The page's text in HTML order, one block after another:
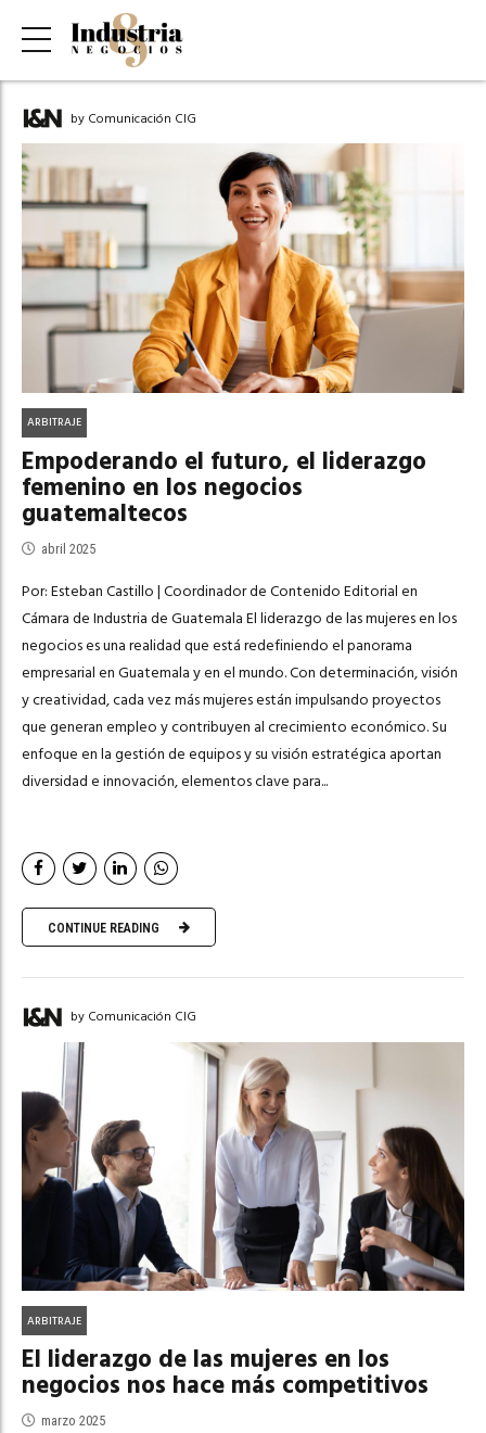
by Comunicación CIG
ARBITRAJE
Empoderando el futuro, el liderazgo
femenino en los negocios
guatemaltecos
abril 2025
Por: Esteban Castillo | Coordinador de Contenido Editorial en
Cámara de Industria de Guatemala El liderazgo de las mujeres en los
negocios es una realidad que está redefiniendo el panorama
empresarial en Guatemala y en el mundo. Con determinación, visión
y creatividad, cada vez más mujeres están impulsando proyectos
que generan empleo y contribuyen al crecimiento económico. Su
enfoque en la gestión de equipos y su visión estratégica aportan
diversidad e innovación, elementos clave para...
CONTINUE READING
by Comunicación CIG
ARBITRAJE
El liderazgo de las mujeres en los
negocios nos hace más competitivos
marzo 2025